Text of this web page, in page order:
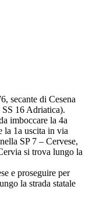
secante di Cesena
16 Adriatica).
imboccare la 4a
la 1a uscita in via
SP 7 – Cervese,
si trova lungo la
e proseguire per
la strada statale